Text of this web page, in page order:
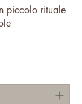
piccolo rituale